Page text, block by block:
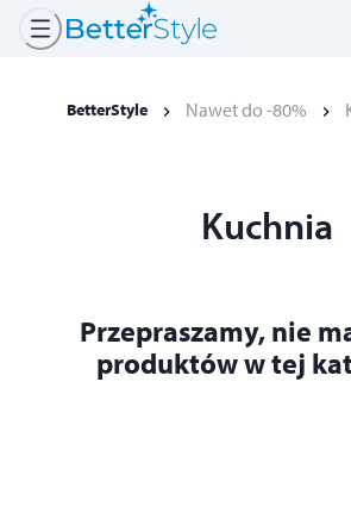
BetterStyle Nawet do -80%
Kuchnia
Przepraszamy, nie
produktów w tej